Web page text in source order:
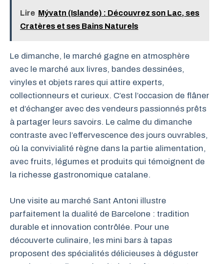
Lire Mývatn (Islande) : Découvrez son Lac, ses
Cratères et ses Bains Naturels
Le dimanche, le marché gagne en atmosphère
avec le marché aux livres, bandes dessinées,
vinyles et objets rares qui attire experts,
collectionneurs et curieux. C’est l’occasion de flâner
et d’échanger avec des vendeurs passionnés prêts
à partager leurs savoirs. Le calme du dimanche
contraste avec l’effervescence des jours ouvrables,
où la convivialité règne dans la partie alimentation,
avec fruits, légumes et produits qui témoignent de
la richesse gastronomique catalane.
Une visite au marché Sant Antoni illustre
parfaitement la dualité de Barcelone : tradition
durable et innovation contrôlée. Pour une
découverte culinaire, les mini bars à tapas
proposent des spécialités délicieuses à déguster